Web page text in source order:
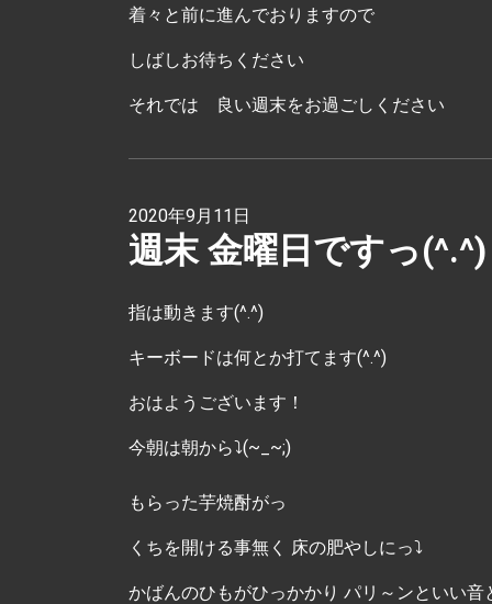
着々と前に進んでおりますので
しばしお待ちください
それでは 良い週末をお過ごしください
2020年9月11日
週末 金曜日ですっ(^.^)
指は動きます(^.^)
キーボードは何とか打てます(^.^)
おはようございます！
今朝は朝から⤵(~_~;)
もらった芋焼酎がっ
くちを開ける事無く 床の肥やしにっ⤵
かばんのひもがひっかかり パリ～ンといい音